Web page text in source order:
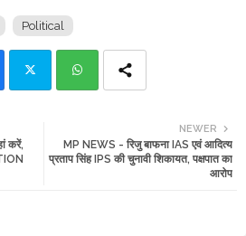
Political
tte ats
NEWER
MP NEWS - रिजु बाफना IAS एवं आदित्य
प्रताप सिंह IPS की चुनावी शिकायत, पक्षपात का
आरोप
करें,